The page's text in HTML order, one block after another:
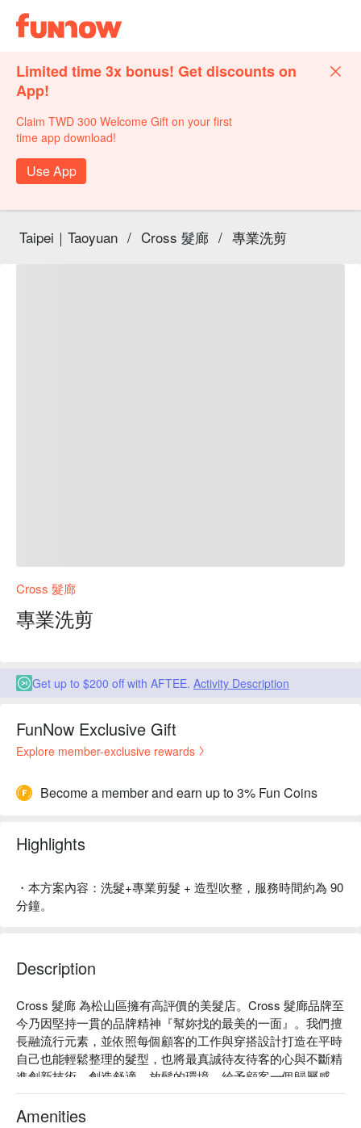
Limited time 3x bonus! Get discounts on
App!
Claim TWD 300 Welcome Gift on your first
time app download!
Use App
Taipei｜Taoyuan / Cross 髮廊 / 專業洗剪
Cross 髮廊
專業洗剪
Get up to $200 off with AFTEE. Activity Description
FunNow Exclusive Gift
Explore member-exclusive rewards
Become a member and earn up to 3% Fun Coins
Highlights
・本方案內容：洗髮+專業剪髮 + 造型吹整，服務時間約為 90
分鐘。
Description
Cross 髮廊 為松山區擁有高評價的美髮店。Cross 髮廊品牌至
今乃因堅持一貫的品牌精神『幫妳找的最美的一面』。我們擅
長融流行元素，並依照每個顧客的工作與穿搭設計打造在平時
自己也能輕鬆整理的髮型，也將最真誠待友待客的心與不斷精
進創新技術，創造舒適、放鬆的環境，給予顧客一個歸屬感、
安全感的專業沙龍，客製化專屬你的髮型風格 ，造就個人不
凡的價值。
Amenities